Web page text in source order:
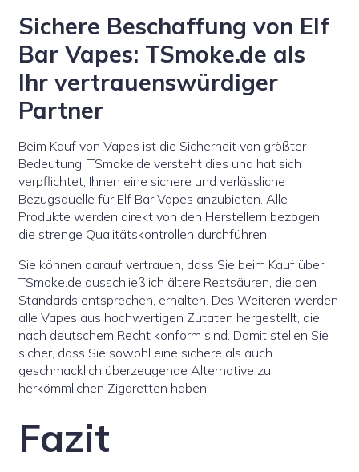
Sichere Beschaffung von Elf
Bar Vapes: TSmoke.de als
Ihr vertrauenswürdiger
Partner
Beim Kauf von Vapes ist die Sicherheit von größter
Bedeutung. TSmoke.de versteht dies und hat sich
verpflichtet, Ihnen eine sichere und verlässliche
Bezugsquelle für Elf Bar Vapes anzubieten. Alle
Produkte werden direkt von den Herstellern bezogen,
die strenge Qualitätskontrollen durchführen.
Sie können darauf vertrauen, dass Sie beim Kauf über
TSmoke.de ausschließlich ältere Restsäuren, die den
Standards entsprechen, erhalten. Des Weiteren werden
alle Vapes aus hochwertigen Zutaten hergestellt, die
nach deutschem Recht konform sind. Damit stellen Sie
sicher, dass Sie sowohl eine sichere als auch
geschmacklich überzeugende Alternative zu
herkömmlichen Zigaretten haben.
Fazit